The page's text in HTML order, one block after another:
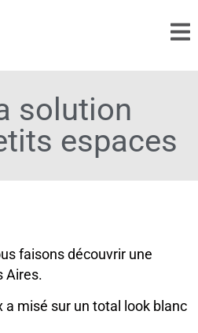
solution
espaces
faisons découvrir une
Aires.
a misé sur un total look blanc